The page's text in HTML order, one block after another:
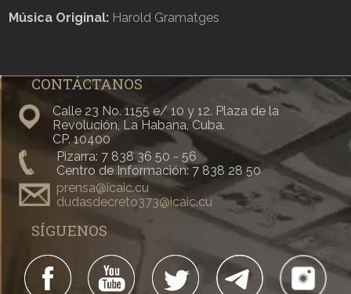
Música Original: Harold Gramatges
CONTÁCTANOS
Calle 23 No. 1155 e/ 10 y 12. Plaza de la
Revolución, La Habana, Cuba.
CP. 10400
Pizarra: 7 838 36 50 - 56
Centro de Información: 7 838 28 50
prensa@icaic.cu
dudasdecreto373@icaic.cu
SÍGUENOS